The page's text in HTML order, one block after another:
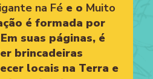
na Fé e o Muito
é formada por
suas páginas, é
brincadeiras
locais na Terra e